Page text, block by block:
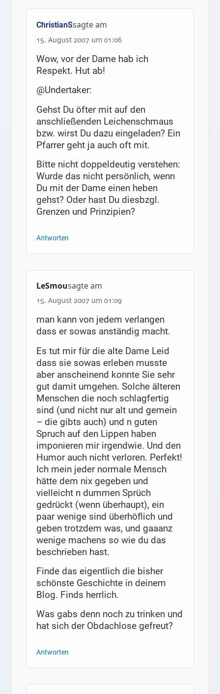
ChristianSsagte am
15. August 2007 um 01:06
Wow, vor der Dame hab ich
Respekt. Hut ab!
@Undertaker:
Gehst Du öfter mit auf den
anschließenden Leichenschmaus
bzw. wirst Du dazu eingeladen? Ein
Pfarrer geht ja auch oft mit.
Bitte nicht doppeldeutig verstehen:
Wurde das nicht persönlich, wenn
Du mit der Dame einen heben
gehst? Oder hast Du diesbzgl.
Grenzen und Prinzipien?
Antworten
LeSmousagte am
15. August 2007 um 01:09
man kann von jedem verlangen
dass er sowas anständig macht.
Es tut mir für die alte Dame Leid
dass sie sowas erleben musste
aber anscheinend konnte Sie sehr
gut damit umgehen. Solche älteren
Menschen die noch schlagfertig
sind (und nicht nur alt und gemein
– die gibts auch) und n guten
Spruch auf den Lippen haben
imponieren mir irgendwie. Und den
Humor auch nicht verloren. Perfekt!
Ich mein jeder normale Mensch
hätte dem nix gegeben und
vielleicht n dummen Sprüch
gedrückt (wenn überhaupt), ein
paar wenige sind überhöflich und
geben trotzdem was, und gaaanz
wenige machens so wie du das
beschrieben hast.
Finde das eigentlich die bisher
schönste Geschichte in deinem
Blog. Finds herrlich.
Was gabs denn noch zu trinken und
hat sich der Obdachlose gefreut?
Antworten